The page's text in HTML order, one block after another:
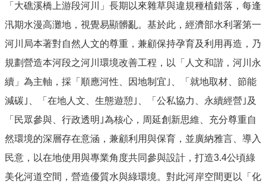
「大礁溪橋上游段河川」長期以來雜草與違規種植錯落，每逢
汛期水漫高灘地，視覺易顯髒亂。基於此，經濟部水利署第一
河川局本著對自然人文的尊重，兼顧保持孕育及利用再造，乃
規劃營造本河段之河川環境改善工程，以「人文和諧，河川永
續」為主軸，採「順應河性、因地制宜｣、「就地取材、節能
減碳｣、「在地人文、生態遊憩｣、「公私協力、永續經營｣及
「民眾參與、行政透明｣為核心，周延創新思維、充分尊重自
然環境的深層存在意涵，兼顧利用與保育，並廣納雅言、導入
民意，以在地使用與專業角度共同參與設計，打造3.4公頃綠
美化河道空間，營造優質水與綠環境。對此河岸空間更以「化